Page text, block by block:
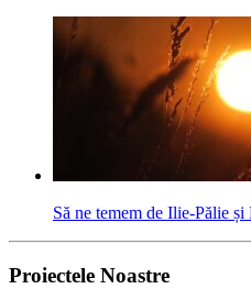
Să ne temem de Ilie-Pălie
Proiectele Noastre